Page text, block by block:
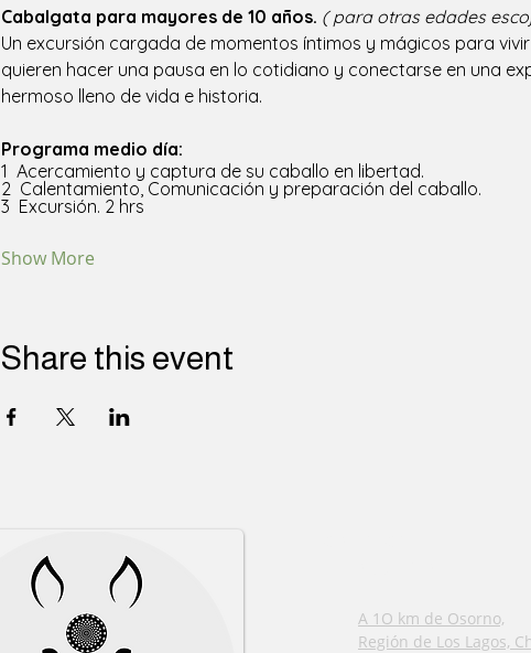
Cabalgata para mayores de 10 años. ( para otras edades
Un excursión cargada de momentos íntimos y mágicos para
quieren hacer una pausa en lo cotidiano y conectarse en una
hermoso lleno de vida e historia.
Programa medio día:
1  Acercamiento y captura de su caballo en libertad.
2  Calentamiento, Comunicación y preparación del caballo.
3  Excursión. 2 hrs
Show More
Share this event
A 1O km de Osorno,
Región de Los Lagos,